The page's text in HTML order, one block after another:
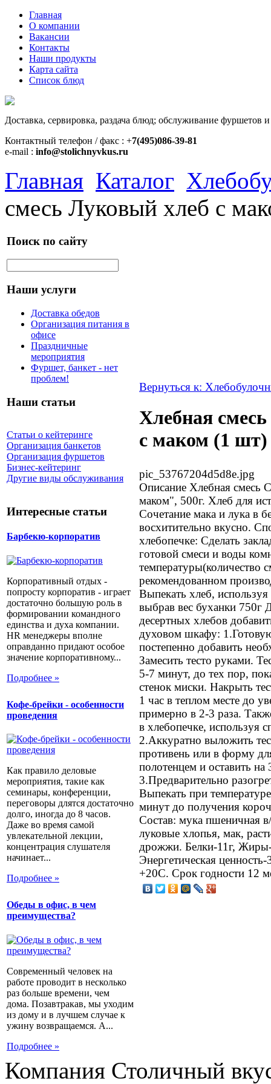
Главная
О компании
Вакансии
Контакты
Наши продукты
Карта сайта
Список блюд
Доставка, сервировка, раздача блюд; обслуживание фуршетов
Контактный телефон / факс : +7(495)086-39-81
e-mail : info@stolichnyvkus.ru
Главная Каталог
смесь Луковый хлеб с
Поиск по сайту
Наши услуги
Доставка обедов
Организация питания в
офисе
Праздничные
мероприятия
Фуршет, банкет - нет
проблем!
Наши статьи
Статьи о кейтеринге
Организация банкетов
Организация фуршетов
Бизнес-кейтеринг
Другие виды обслуживания
Интересные статьи
Барбекю-корпоратив
Корпоративный отдых -
попросту корпоратив - играет
достаточно большую роль в
формировании командного
единства и духа компании.
HR менеджеры вполне
оправданно придают особое
значение корпоративному...
Подробнее »
Кофе-брейки - особенности
проведения
Как правило деловые
мероприятия, такие как
семинары, конференции,
переговоры длятся достаточно
долго, иногда до 8 часов.
Даже во время самой
увлекательной лекции,
концентрация слушателя
начинает...
Подробнее »
Обеды в офис, в чем
преимущества?
Современный человек на
работе проводит в несколько
раз больше времени, чем
дома. Позавтракав, мы уходим
из дому и в лучшем случае к
ужину возвращаемся. А...
Подробнее »
Вернуться к:
Хлебная
с маком (1 шт)
pic_53767204d5d8e.jpg
Описание Хлебная смесь
маком", 500г. Хлеб для
Сочетание мака и лука в
восхитительно вкусно.
хлебопечке: Сделать
готовой смеси и воды
температуры(количество
рекомендованном
Выпекать хлеб,
выбрав вес буханки 750г
десертных хлебов
духовом шкафу:
постепенно добавить
Замесить тесто руками.
5-7 минут, до тех пор,
стенок миски. Накрыть
1 час в теплом месте до
примерно в 2-3 раза.
в хлебопечке, используя
2.Аккуратно выложить
противень или в форму
полотенцем и оставить
3.Предварительно
Выпекать при
минут до получения
Состав: мука пшеничная
луковые хлопья, мак,
дрожжи. Белки-11г, Жиры-
Энергетическая
+20C. Срок годности 12
Компания Столичный